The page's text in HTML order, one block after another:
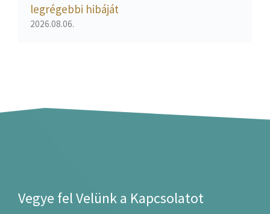
legrégebbi hibáját
2026.08.06.
Vegye fel Velünk a Kapcsolatot